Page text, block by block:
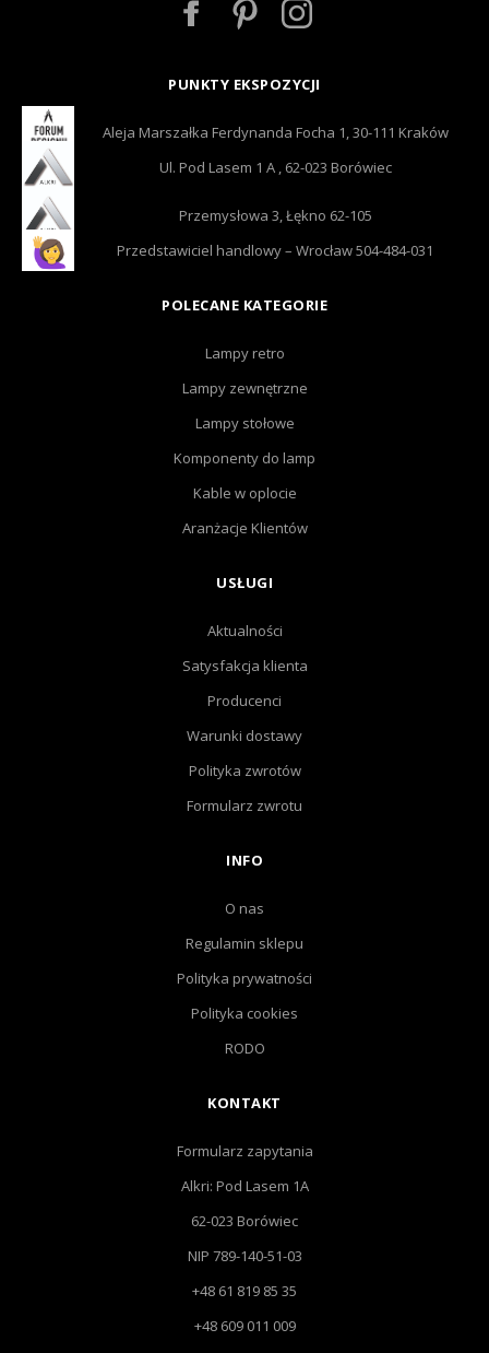
PUNKTY EKSPOZYCJI
Aleja Marszałka Ferdynanda Focha 1, 30-111 Kraków
Ul. Pod Lasem 1 A , 62-023 Borówiec
Przemysłowa 3, Łękno 62-105
Przedstawiciel handlowy – Wrocław 504-484-031
POLECANE KATEGORIE
Lampy retro
Lampy zewnętrzne
Lampy stołowe
Komponenty do lamp
Kable w oplocie
Aranżacje Klientów
USŁUGI
Aktualności
Satysfakcja klienta
Producenci
Warunki dostawy
Polityka zwrotów
Formularz zwrotu
INFO
O nas
Regulamin sklepu
Polityka prywatności
Polityka cookies
RODO
KONTAKT
Formularz zapytania
Alkri: Pod Lasem 1A
62-023 Borówiec
NIP 789-140-51-03
+48 61 819 85 35
+48 609 011 009